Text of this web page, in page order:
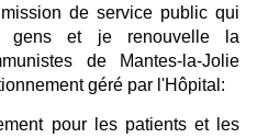
de service public qui
gens et je renouvelle la
de Mantes-la-Jolie
géré par l'Hôpital:
pour les patients et les